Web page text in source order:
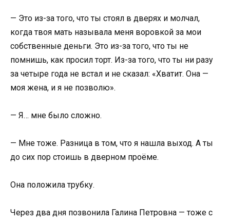
— Это из-за того, что ты стоял в дверях и молчал,
когда твоя мать называла меня воровкой за мои
собственные деньги. Это из-за того, что ты не
помнишь, как просил торт. Из-за того, что ты ни разу
за четыре года не встал и не сказал: «Хватит. Она —
моя жена, и я не позволю».
— Я… мне было сложно.
— Мне тоже. Разница в том, что я нашла выход. А ты
до сих пор стоишь в дверном проёме.
Она положила трубку.
Через два дня позвонила Галина Петровна — тоже с